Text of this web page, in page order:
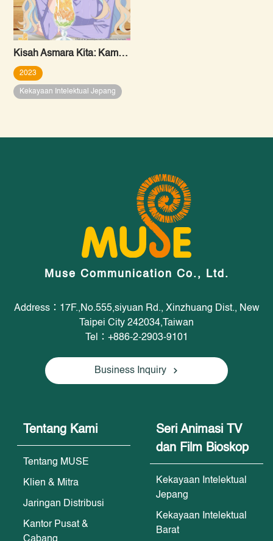
Kisah Asmara Kita: Kamu yang Berpengalaman dan Aku yang Polos
2023
Kekayaan Intelektual Jepang
Muse Communication Co., Ltd.
Address：17F.,No.555,siyuan Rd., Xinzhuang Dist., New
Taipei City 242034,Taiwan
Tel：+886-2-2903-9101
Business Inquiry
Tentang Kami
Tentang MUSE
Klien & Mitra
Jaringan Distribusi
Kantor Pusat &
Seri Animasi TV
dan Film Bioskop
Kekayaan Intelektual
Jepang
Kekayaan Intelektual
Barat